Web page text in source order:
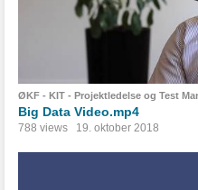
ØKF - KIT - Projektledelse og Test
Big Data Video.mp4
788 views 19. oktober 2018